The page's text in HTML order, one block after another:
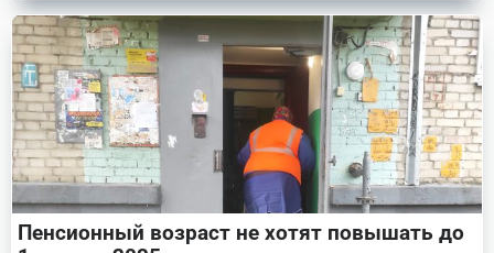
Пенсионный возраст не хотят повышать до